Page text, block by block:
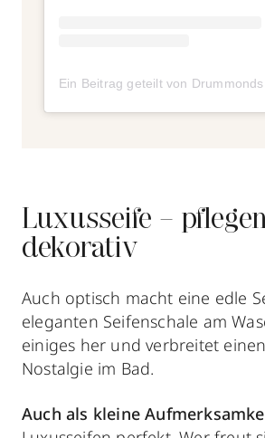
Luxusseife –
dekorativ
Auch optisch macht eine edle
eleganten Seifenschale am
einiges her und verbreitet
Nostalgie im Bad.
Auch als kleine